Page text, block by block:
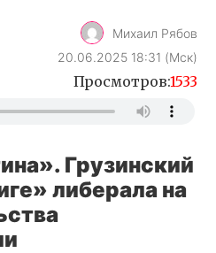
Михаил Рябов
20.06.2025 18:31 (Мск)
Просмотров:1533
Грузинский
либерала на